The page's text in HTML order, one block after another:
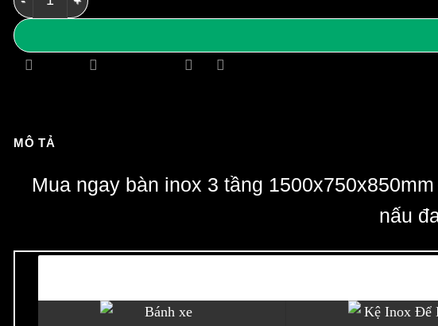
MÔ TẢ
Mua ngay bàn inox 3 tầng 1500x750x850mm
nấu